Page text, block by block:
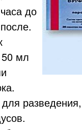
до
мл